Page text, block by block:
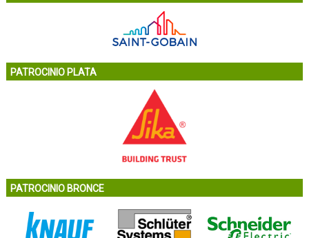
PATROCINIO PLATA
PATROCINIO BRONCE